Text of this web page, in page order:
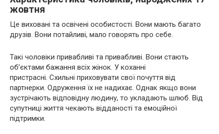
жовтня
Це виховані та освічені особистості. Вони мають багато
друзів. Вони потайливі, мало говорять про себе.
Такі чоловіки привабливі та привабливі. Вони стають
об’єктами бажання всіх жінок. У коханні
пристрасні. Схильні приховувати свої почуття від
партнерки. Одруження їх не надихає. Однак якщо вони
зустрічають відповідну людину, то укладають шлюб. Від
супутниці життя чекають відданості та емоційної
підтримки.